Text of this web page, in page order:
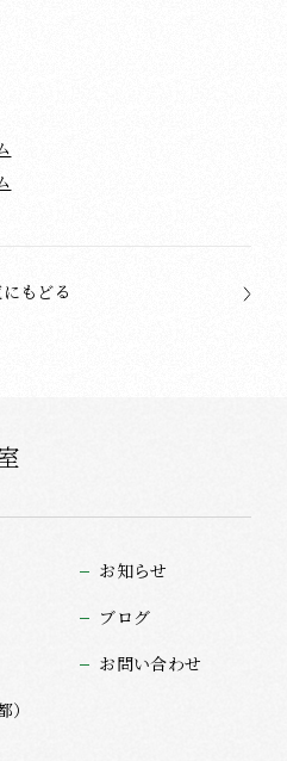
もどる
お知らせ
ブログ
お問い合わせ